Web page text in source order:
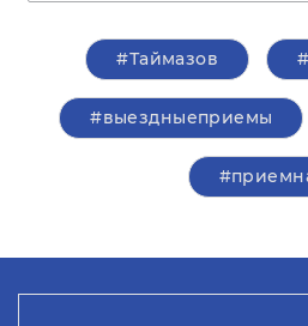
#Таймазов
#выездныеприемы